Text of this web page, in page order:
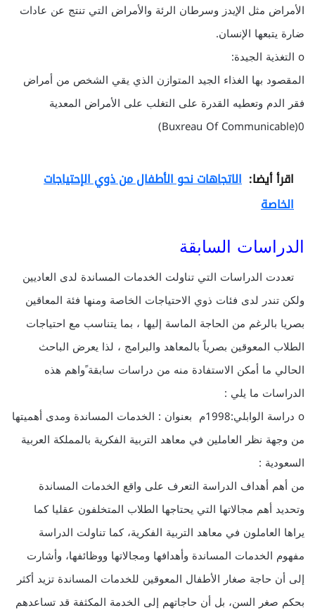
الأمراض مثل الإيدز وسرطان الرئة والأمراض التي تنتج عن عادات
ضارة يتبعها الإنسان.
o التغذية الجيدة:
المقصود بها الغذاء الجيد المتوازن الذي يقي الشخص من أمراض
فقر الدم وتعطيه القدرة على التغلب على الأمراض المعدية
0(Buxreau Of Communicable)
اقرأ أيضا: الاتجاهات نحو الأطفال من ذوي الإحتياجات
الخاصة
الدراسات السابقة
تعددت الدراسات التي تناولت الخدمات المساندة لدى العاديين
ولكن تندر لدى فئات ذوي الاحتياجات الخاصة ومنها فئة المعاقين
بصريا بالرغم من الحاجة الماسة إليها ، بما يتناسب مع احتياجات
الطلاب المعوقين بصرياً بالمعاهد والبرامج ، لذا يعرض الباحث
الحالي ما أمكن الاستفادة منه من دراسات سابقة ًواهم هذه
الدراسات ما يلي :
o دراسة الوابلي:1998م بعنوان : الخدمات المساندة ومدى أهميتها
من وجهة نظر العاملين في معاهد التربية الفكرية بالمملكة العربية
السعودية :
من أهم أهداف الدراسة التعرف على واقع الخدمات المساندة
وتحديد أهم مجالاتها التي يحتاجها الطلاب المتخلفون عقليا كما
يراها العاملون في معاهد التربية الفكرية، كما تناولت الدراسة
مفهوم الخدمات المساندة وأهدافها ومجالاتها ووظائفها، وأشارت
إلى أن حاجة صغار الأطفال المعوقين للخدمات المساندة تزيد أكثر
بحكم صغر السن، بل أن حاجاتهم إلى الخدمة المكثفة قد تساعدهم